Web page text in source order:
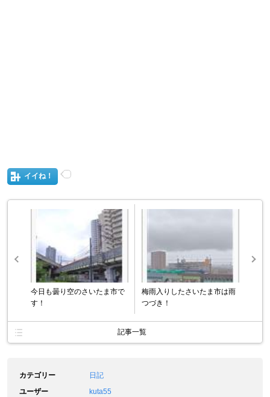
イイね！
今日も曇り空のさいたま市で
す！
梅雨入りしたさいたま市は雨
つづき！
記事一覧
カテゴリー
日記
ユーザー
kuta55